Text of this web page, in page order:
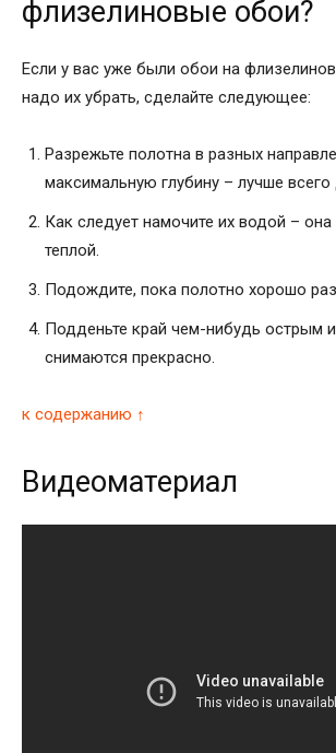
флизелиновые обои?
Если у вас уже были обои на
надо их убрать, сделайте следующее:
Разрежьте полотна в разных
максимальную глубину – лучше всего
Как следует намочите их водой –
теплой.
Подождите, пока полотно хорошо
Подденьте край чем-нибудь острым
снимаются прекрасно.
к содержанию ↑
Видеоматериал